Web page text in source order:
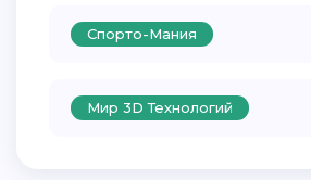
Спорто-Мания
Мир 3D Технологий